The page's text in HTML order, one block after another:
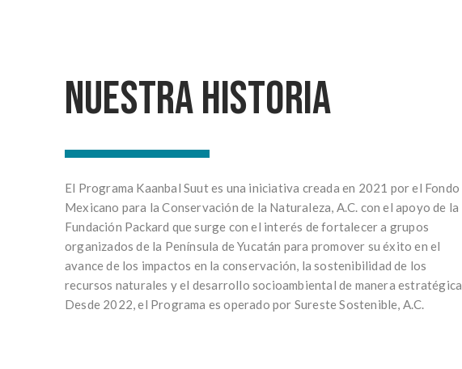
Nuestra historia
El Programa Kaanbal Suut es una iniciativa creada en 2021 por el Fondo
Mexicano para la Conservación de la Naturaleza, A.C. con el apoyo de la
Fundación Packard que surge con el interés de fortalecer a grupos
organizados de la Península de Yucatán para promover su éxito en el
avance de los impactos en la conservación, la sostenibilidad de los
recursos naturales y el desarrollo socioambiental de manera estratégica.
Desde 2022, el Programa es operado por Sureste Sostenible, A.C.